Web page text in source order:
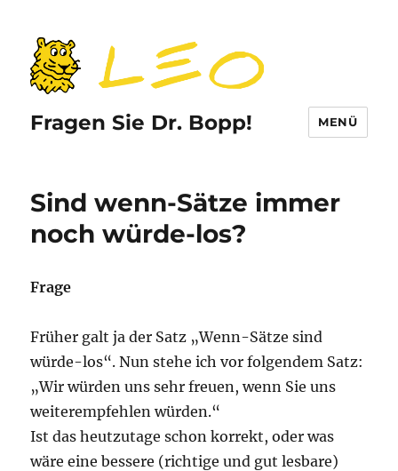
Fragen Sie Dr. Bopp! MENÜ
Sind wenn-Sätze immer
noch würde-los?
Frage
Früher galt ja der Satz „Wenn-Sätze sind
würde-los“. Nun stehe ich vor folgendem Satz:
„Wir würden uns sehr freuen, wenn Sie uns
weiterempfehlen würden.“
Ist das heutzutage schon korrekt, oder was
wäre eine bessere (richtige und gut lesbare)